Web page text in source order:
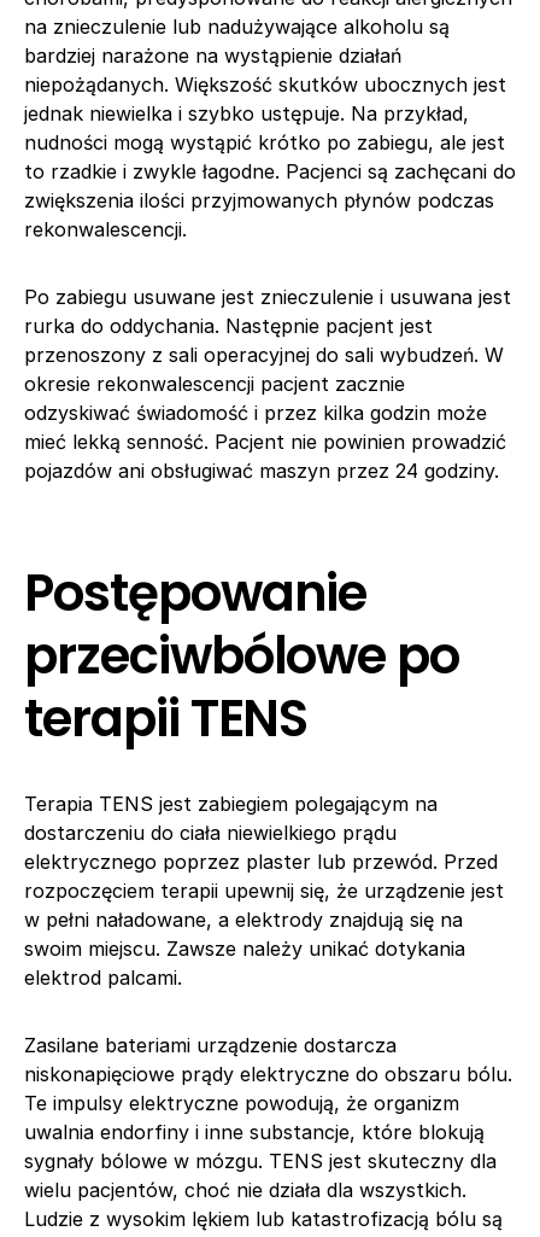
na znieczulenie lub nadużywające alkoholu są
bardziej narażone na wystąpienie działań
niepożądanych. Większość skutków ubocznych jest
jednak niewielka i szybko ustępuje. Na przykład,
nudności mogą wystąpić krótko po zabiegu, ale jest
to rzadkie i zwykle łagodne. Pacjenci są zachęcani do
zwiększenia ilości przyjmowanych płynów podczas
rekonwalescencji.
Po zabiegu usuwane jest znieczulenie i usuwana jest
rurka do oddychania. Następnie pacjent jest
przenoszony z sali operacyjnej do sali wybudzeń. W
okresie rekonwalescencji pacjent zacznie
odzyskiwać świadomość i przez kilka godzin może
mieć lekką senność. Pacjent nie powinien prowadzić
pojazdów ani obsługiwać maszyn przez 24 godziny.
Postępowanie
przeciwbólowe po
terapii TENS
Terapia TENS jest zabiegiem polegającym na
dostarczeniu do ciała niewielkiego prądu
elektrycznego poprzez plaster lub przewód. Przed
rozpoczęciem terapii upewnij się, że urządzenie jest
w pełni naładowane, a elektrody znajdują się na
swoim miejscu. Zawsze należy unikać dotykania
elektrod palcami.
Zasilane bateriami urządzenie dostarcza
niskonapięciowe prądy elektryczne do obszaru bólu.
Te impulsy elektryczne powodują, że organizm
uwalnia endorfiny i inne substancje, które blokują
sygnały bólowe w mózgu. TENS jest skuteczny dla
wielu pacjentów, choć nie działa dla wszystkich.
Ludzie z wysokim lękiem lub katastrofizacją bólu są